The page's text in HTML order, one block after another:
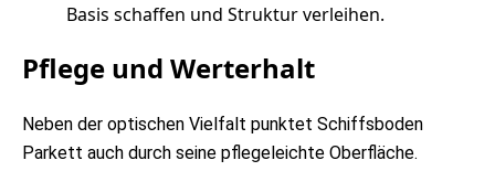
Basis schaffen und Struktur verleihen.
Pflege und Werterhalt
Neben der optischen Vielfalt punktet Schiffsboden
Parkett auch durch seine pflegeleichte Oberfläche.